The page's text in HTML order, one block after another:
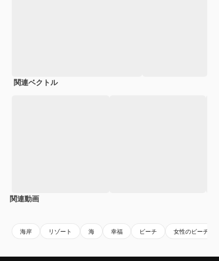
関連ベクトル
関連動画
海岸 リゾート 海 幸福 ビーチ 女性のビーチ